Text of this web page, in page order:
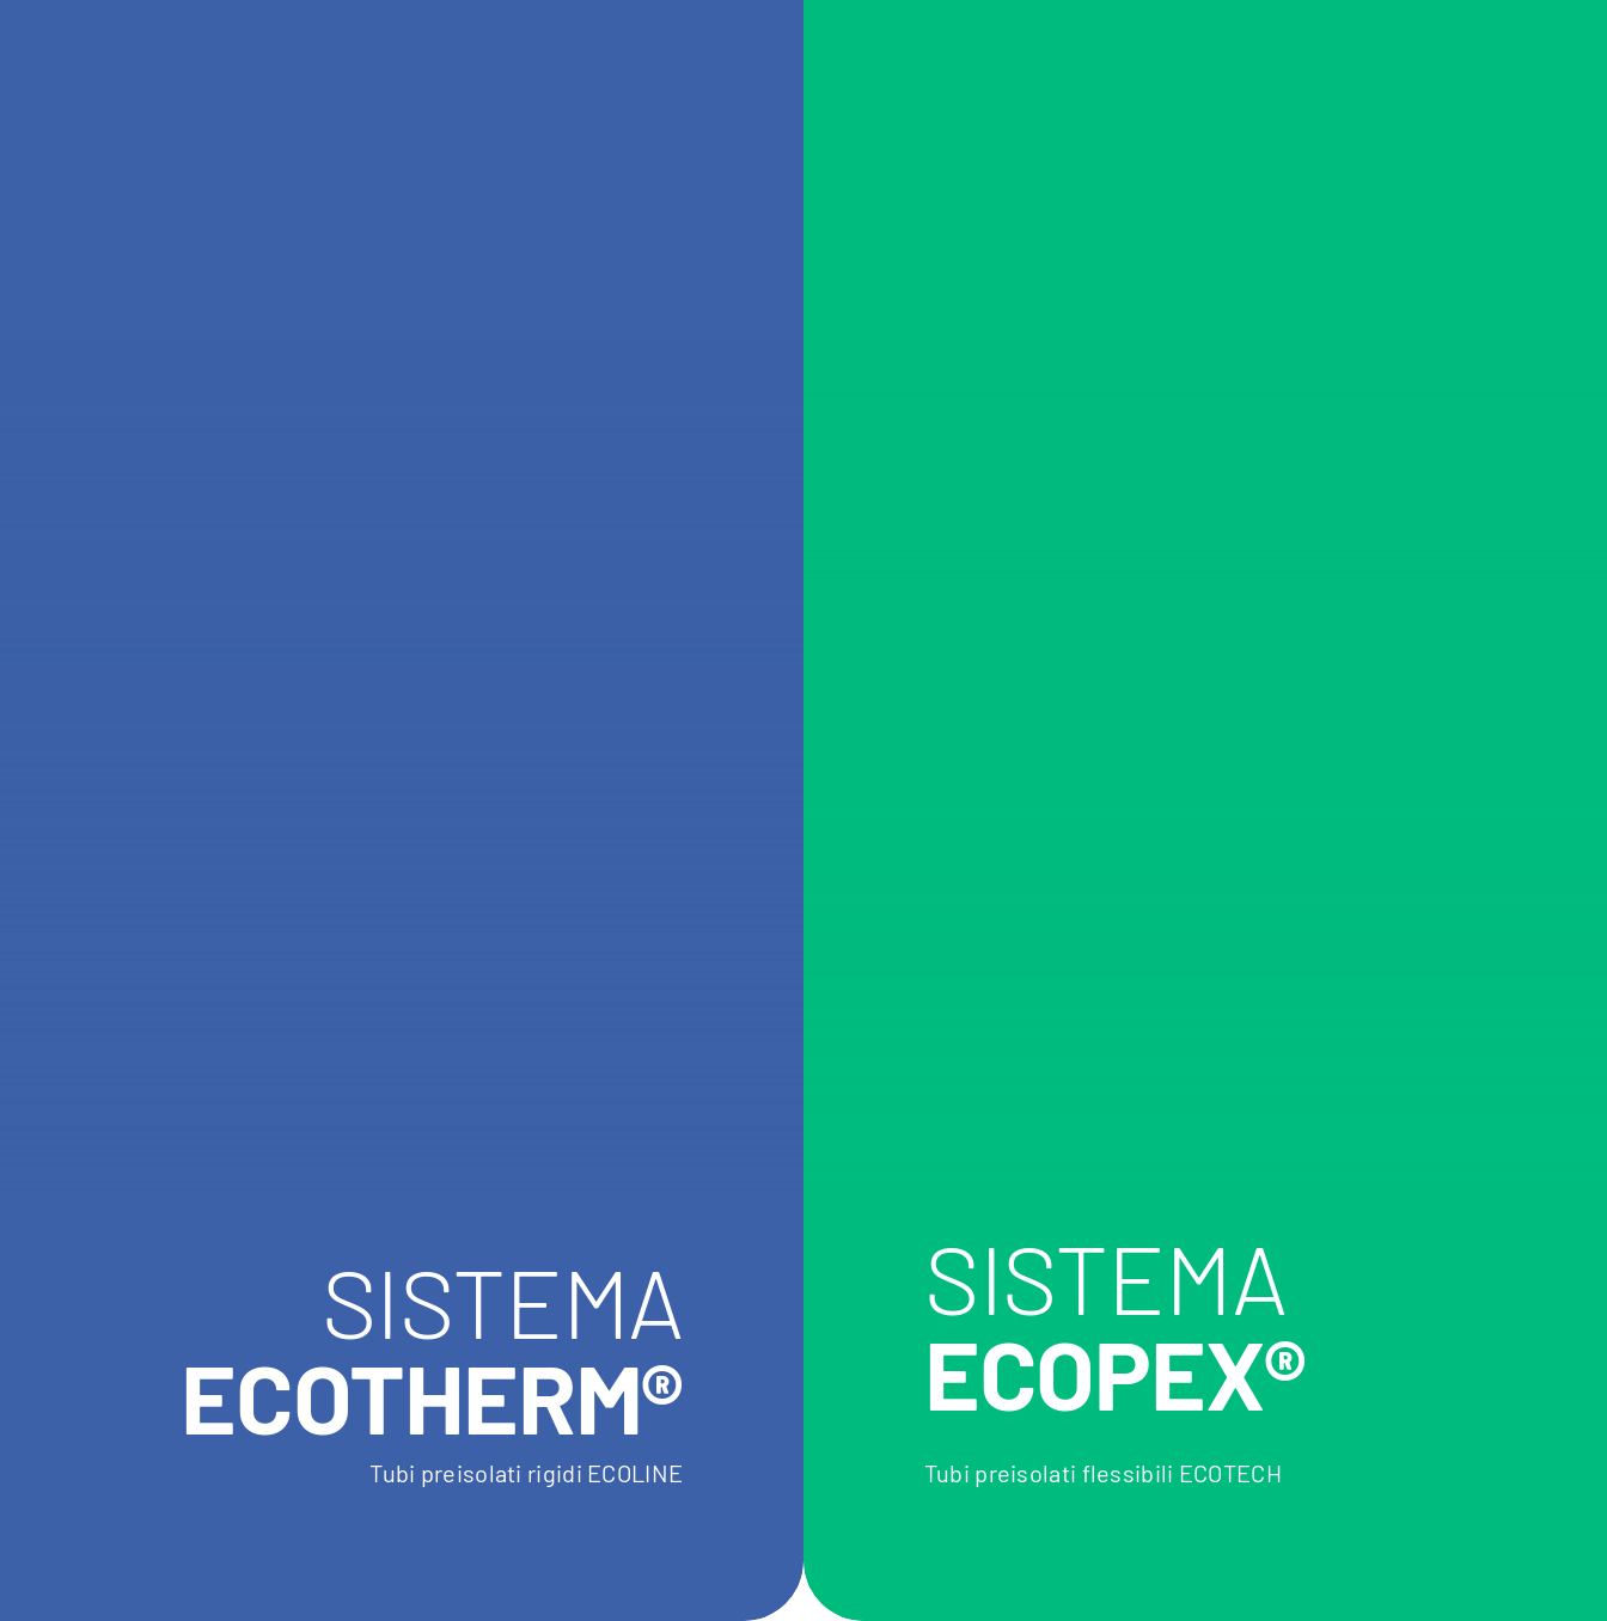
SISTEMA
ECOTHERM®
Tubi preisolati rigidi ECOLINE
SISTEMA
ECOPEX®
Tubi preisolati flessibili ECOTECH